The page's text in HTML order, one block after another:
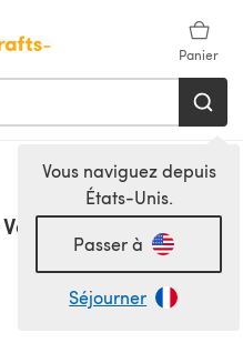
Panier
Vous naviguez depuis
États-Unis.
Passer à
Séjourner
Designers